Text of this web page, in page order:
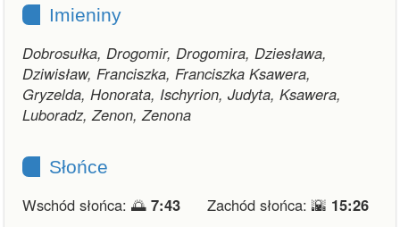
Imieniny
Dobrosułka, Drogomir, Drogomira, Dziesława,
Dziwisław, Franciszka, Franciszka Ksawera,
Gryzelda, Honorata, Ischyrion, Judyta, Ksawera,
Luboradz, Zenon, Zenona
Słońce
Wschód słońca: 🌅 7:43 Zachód słońca: 🌇 15:26